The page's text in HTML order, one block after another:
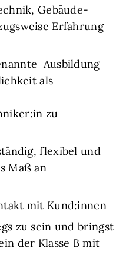
Gebäude-
Erfahrung
Ausbildung
als
zu
flexibel und
Maß an
mit Kund:innen
zu sein und bringst
der Klasse B mit